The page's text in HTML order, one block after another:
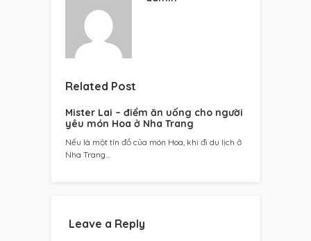
Related Post
Mister Lai – điểm ăn uống cho người
yêu món Hoa ở Nha Trang
Nếu là một tín đồ của món Hoa, khi đi du lịch ở
Nha Trang…
Leave a Reply